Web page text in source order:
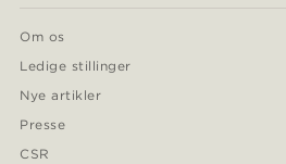
Om os
Ledige stillinger
Nye artikler
Presse
CSR